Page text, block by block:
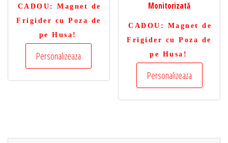
CADOU : Magnet de
Frigider cu Poza de
pe Husa!
Personalizeaza
Monitorizată
CADOU : Magnet de
Frigider cu Poza de
pe Husa!
Personalizeaza